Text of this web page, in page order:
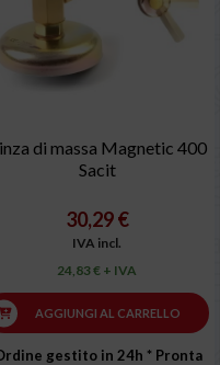
di massa Magnetic 400
Sacit
30,29 €
IVA incl.
24,83 € + IVA
AGGIUNGI AL CARRELLO
gestito in 24h * Pronta